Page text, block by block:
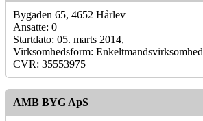
Bygaden 65, 4652 Hårlev
Ansatte: 0
Startdato: 05. marts 2014,
Virksomhedsform: Enkeltmandsvirksomhed
CVR: 35553975
AMB BYG ApS